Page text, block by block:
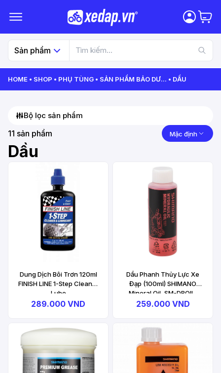
Sản phẩm
HOME SHOP PHỤ TÙNG SẢN PHẨM BẢO DƯ... DẦU
Bộ lọc sản phẩm
11 sản phẩm Mặc định
Dầu
Dung Dịch Bôi Trơn 120ml
FINISH LINE 1-Step Cleaner
Lube
289.000 VND
Dầu Phanh Thủy Lực Xe
Đạp (100ml) SHIMANO
Mineral Oil, SM-DBOIL,
Bulk, Disc Brake Oil
259.000 VND